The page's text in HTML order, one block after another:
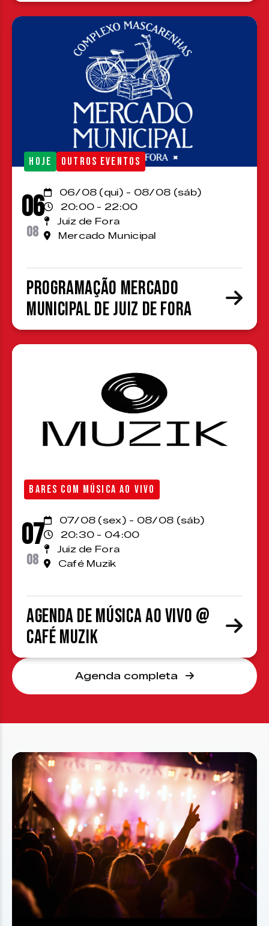
HOJE OUTROS EVENTOS
06
08
06/08 (qui) - 08/08 (sáb)
20:00 - 22:00
Juiz de Fora
Mercado Municipal
Programação Mercado
Municipal de Juiz de Fora
BARES COM MÚSICA AO VIVO
07
08
07/08 (sex) - 08/08 (sáb)
20:30 - 04:00
Juiz de Fora
Café Muzik
Agenda de Música ao Vivo @
Café Muzik
Agenda completa